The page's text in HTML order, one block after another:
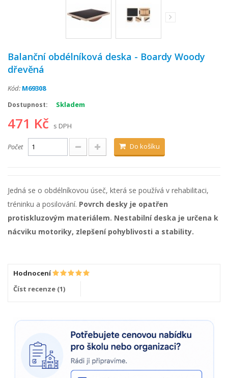
Balanční obdélníková deska - Boardy Woody
dřevěná
Kód: M69308
Dostupnost: Skladem
471 Kč s DPH
Počet Do košíku
Jedná se o obdélníkovou úseč, která se používá v rehabilitaci,
tréninku a posilování. Povrch desky je opatřen
protiskluzovým materiálem. Nestabilní deska je určena k
nácviku motoriky, zlepšení pohyblivosti a stability.
Hodnocení
Číst recenze (1)